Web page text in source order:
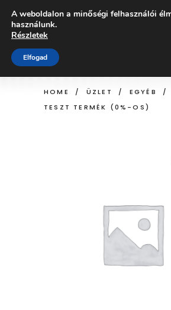
ÜZLET
HOME / ÜZLET / EGYÉB
/
TESZT TERMÉK (0%-OS)
A weboldalon a minőségi felhasználói
használunk.
Részletek
Elfogad